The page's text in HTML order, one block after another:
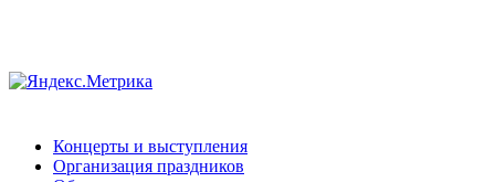
Концерты и выступления
Организация праздников